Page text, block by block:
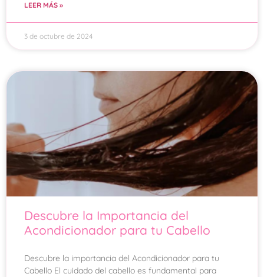
LEER MÁS »
3 de octubre de 2024
Descubre la Importancia del
Acondicionador para tu Cabello
Descubre la importancia del Acondicionador para tu
Cabello El cuidado del cabello es fundamental para